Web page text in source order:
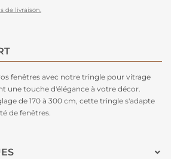
de livraison.
fenêtres avec notre tringle pour vitrage
une touche d'élégance à votre décor.
de 170 à 300 cm, cette tringle s'adapte
de fenêtres.